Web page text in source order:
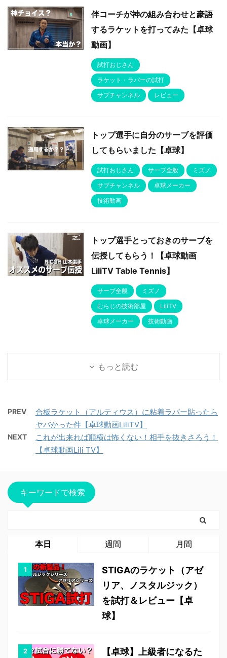
伴コーチが神の組み合わせと豪語
するラケットを打ってみた【卓球
動画】
試打おじさん
ラケット・ラバーの試打
サブチャンネル
レビュー
トップ選手に自分のサーブを評価
してもらいました【卓球】
試打おじさん サーブ全般
ミズノ
サブチャンネル
卓球メーカー
技術動画
トップ選手とっておきのサーブを
伝授してもらう！【卓球動画
LiliTV Table Tennis】
サーブ全般
ミズノ
むらじの技術部屋
LiliTV
卓球メーカー
技術動画
もっと読む
PREV
合板ラケット（アルティウス）に粘着ラバー貼ったら
ヤバかった件【卓球動画LiliTV】
NEXT
これが出来れば順横は怖くない！相手を抜きさろう！
【卓球動画Lili TV】
キーワードで検索
本日 週間 月間
STIGAのラケット（アゼ
リア、ノスタルジック）
を試打＆レビュー【卓
球】
【卓球】上級者になるた